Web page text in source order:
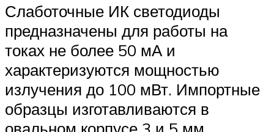
Слаботочные ИК светодиоды
предназначены для работы на
токах не более 50 мА и
характеризуются мощностью
излучения до 100 мВт. Импортные
образцы изготавливаются в